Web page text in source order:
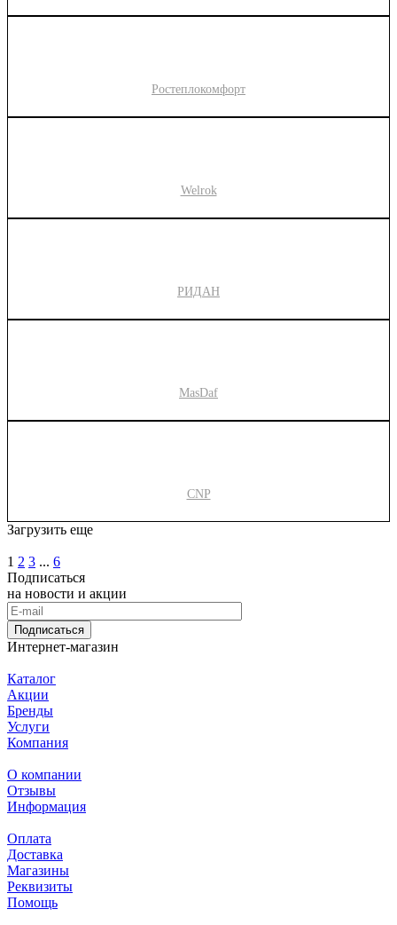
Ростеплокомфорт
Welrok
РИДАН
MasDaf
CNP
Загрузить еще
1 2 3 ... 6
Подписаться
на новости и акции
Подписаться
Интернет-магазин
Каталог
Акции
Бренды
Услуги
Компания
О компании
Отзывы
Информация
Оплата
Доставка
Магазины
Реквизиты
Помощь